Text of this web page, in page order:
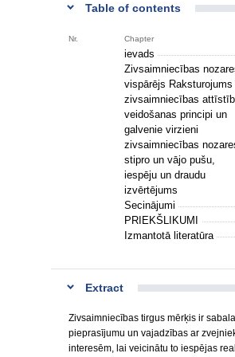
Table of contents
Nr. Chapter
ievads
Zivsaimniecības
vispārējs Raksturojums
zivsaimniecības
veidošanas principi un
galvenie virzieni
zivsaimniecības
stipro un vājo pušu,
iespēju un draudu
izvērtējums
Secinājumi
PRIEKŠLIKUMI
Izmantotā literatūra
Extract
Zivsaimniecības tirgus mērķis ir
pieprasījumu un vajadzības ar
interesēm, lai veicinātu to iespējas